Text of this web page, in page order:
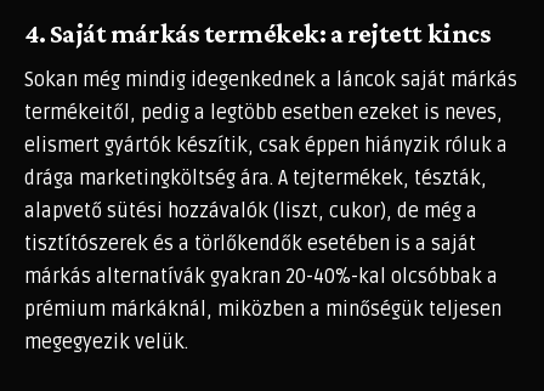
4. Saját márkás termékek: a rejtett kincs
Sokan még mindig idegenkednek a láncok saját márkás
termékeitől, pedig a legtöbb esetben ezeket is neves,
elismert gyártók készítik, csak éppen hiányzik róluk a
drága marketingköltség ára. A tejtermékek, tészták,
alapvető sütési hozzávalók (liszt, cukor), de még a
tisztítószerek és a törlőkendők esetében is a saját
márkás alternatívák gyakran 20-40%-kal olcsóbbak a
prémium márkáknál, miközben a minőségük teljesen
megegyezik velük.